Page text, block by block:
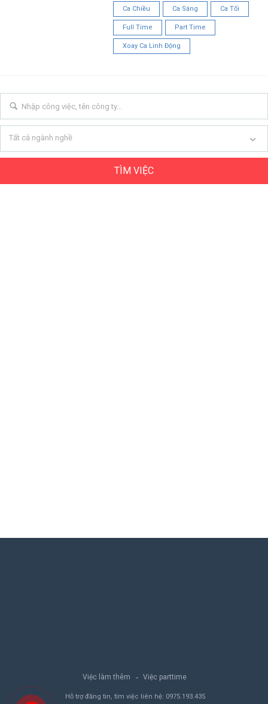
Ca Chiều Ca Sáng Ca Tối
Full Time Part Time
Xoay Ca Linh Động
Tất cả ngành nghề
Việc làm thêm Việc parttime
Hỗ trợ đăng tin, tìm việc liên hệ: 0975.193.435